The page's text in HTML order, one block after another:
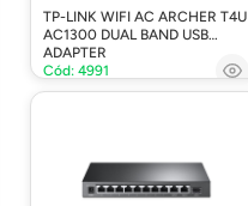
TP-LINK WIFI AC ARCHER T4U
AC1300 DUAL BAND USB
ADAPTER
Cód: 4991